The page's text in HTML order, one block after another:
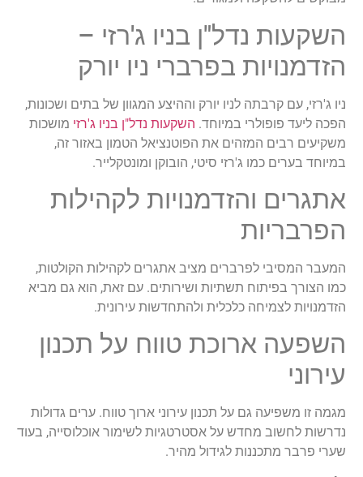
השקעות נדל"ן בניו ג'רזי –
הזדמנויות בפרברי ניו יורק
ניו ג'רזי, עם קרבתה לניו יורק וההיצע המגוון של בתים ושכונות,
הפכה ליעד פופולרי במיוחד. השקעות נדל"ן בניו ג'רזי מושכות
משקיעים רבים המזהים את הפוטנציאל הטמון באזור זה,
במיוחד בערים כמו ג'רזי סיטי, הובוקן ומונטקלייר.
אתגרים והזדמנויות לקהילות
הפרבריות
המעבר המסיבי לפרברים מציב אתגרים לקהילות הקולטות,
כמו הצורך בפיתוח תשתיות ושירותים. עם זאת, הוא גם מביא
הזדמנויות לצמיחה כלכלית ולהתחדשות עירונית.
השפעה ארוכת טווח על תכנון
עירוני
מגמה זו משפיעה גם על תכנון עירוני ארוך טווח. ערים גדולות
נדרשות לחשוב מחדש על אסטרטגיות לשימור אוכלוסייה, בעוד
שערי פרבר מתכננות לגידול מהיר.